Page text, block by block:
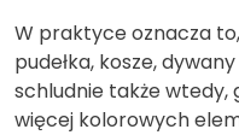
W praktyce oznacza
pudełka, kosze,
schludnie także wtedy,
więcej kolorowych